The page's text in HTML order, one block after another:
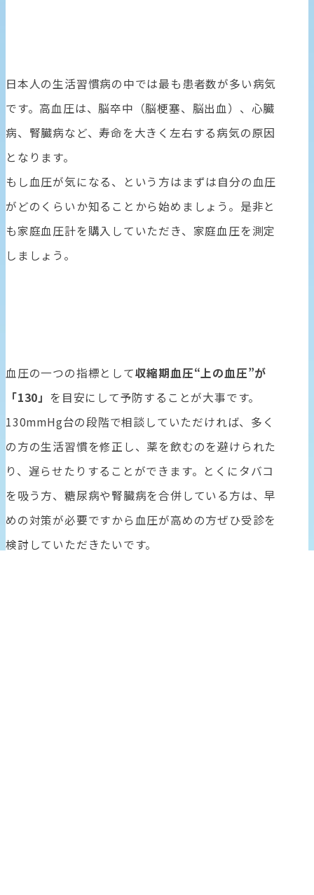
日本人の生活習慣病の中では最も患者数が多い病気
です。高血圧は、脳卒中（脳梗塞、脳出血）、心臓
病、腎臓病など、寿命を大きく左右する病気の原因
となります。
もし血圧が気になる、という方はまずは自分の血圧
がどのくらいか知ることから始めましょう。是非と
も家庭血圧計を購入していただき、家庭血圧を測定
しましょう。
血圧の一つの指標として収縮期血圧“上の血圧”が
「130」 を目安にして予防することが大事です。
130mmHg台の段階で相談していただければ、多く
の方の生活習慣を修正し、薬を飲むのを避けられた
り、遅らせたりすることができます。とくにタバコ
を吸う方、糖尿病や腎臓病を合併している方は、早
めの対策が必要ですから血圧が高めの方ぜひ受診を
検討していただきたいです。